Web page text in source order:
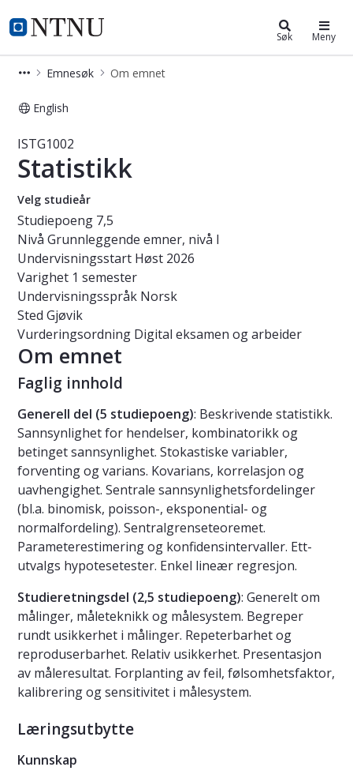
NTNU Hjemmeside
Studier Søk Meny
Emnesøk Om emnet
English
Emne - Statistikk - ISTG1002
ISTG1002
Statistikk
Velg studieår
Studiepoeng 7,5
Nivå Grunnleggende emner, nivå I
Undervisningsstart Høst 2026
Varighet 1 semester
Undervisningsspråk Norsk
Sted Gjøvik
Vurderingsordning Digital eksamen og arbeider
Om emnet
Faglig innhold
Generell del (5 studiepoeng): Beskrivende statistikk.
Sannsynlighet for hendelser, kombinatorikk og
betinget sannsynlighet. Stokastiske variabler,
forventing og varians. Kovarians, korrelasjon og
uavhengighet. Sentrale sannsynlighetsfordelinger
(bl.a. binomisk, poisson-, eksponential- og
normalfordeling). Sentralgrenseteoremet.
Parameterestimering og konfidensintervaller. Ett-
utvalgs hypotesetester. Enkel lineær regresjon.
Studieretningsdel (2,5 studiepoeng): Generelt om
målinger, måleteknikk og målesystem. Begreper
rundt usikkerhet i målinger. Repeterbarhet og
reproduserbarhet. Relativ usikkerhet. Presentasjon
av måleresultat. Forplanting av feil, følsomhetsfaktor,
kalibrering og sensitivitet i målesystem.
Læringsutbytte
Kunnskap